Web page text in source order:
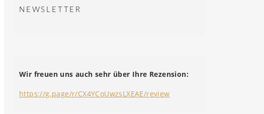
NEWSLETTER
Wir freuen uns auch sehr über Ihre Rezension:
https://g.page/r/CX4YCoUwzsLXEAE/review